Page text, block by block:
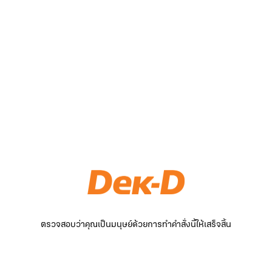
ตรวจสอบว่าคุณเป็นมนุษย์ด้วยการทำคำสั่งนี้ให้เสร็จสิ้น